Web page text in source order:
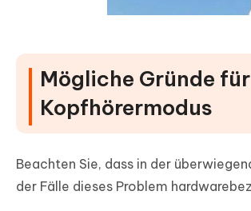
Mögliche Gründe
Kopfhörermodus
Beachten Sie, dass in der
der Fälle dieses Problem